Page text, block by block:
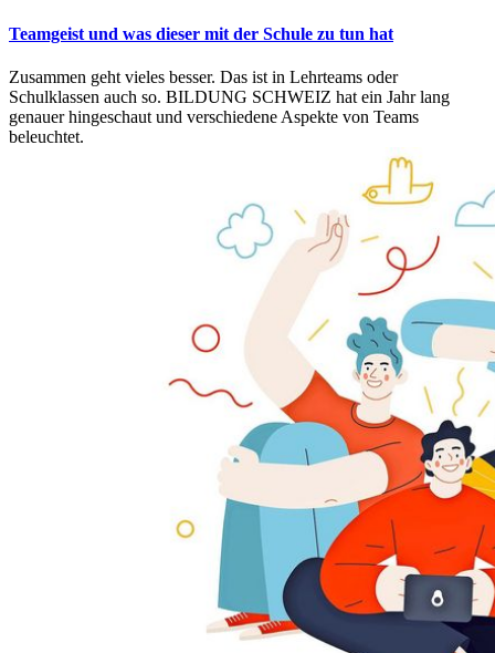
Teamgeist und was dieser mit der Schule zu tun hat
Zusammen geht vieles besser. Das ist in Lehrteams oder
Schulklassen auch so. BILDUNG SCHWEIZ hat ein Jahr lang
genauer hingeschaut und verschiedene Aspekte von Teams
beleuchtet.